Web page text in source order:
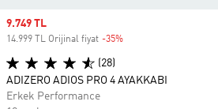
Sale price
9.749 TL
14.999 TL Orijinal fiyat -35%
(28)
ADIZERO ADIOS PRO 4 AYAKKABI
Erkek Performance